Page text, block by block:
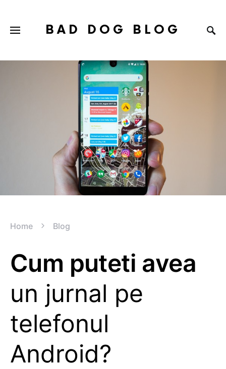
BAD DOG BLOG
Home Blog
Cum puteti avea
un jurnal pe
telefonul
Android?